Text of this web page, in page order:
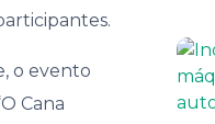
o evento
Cana